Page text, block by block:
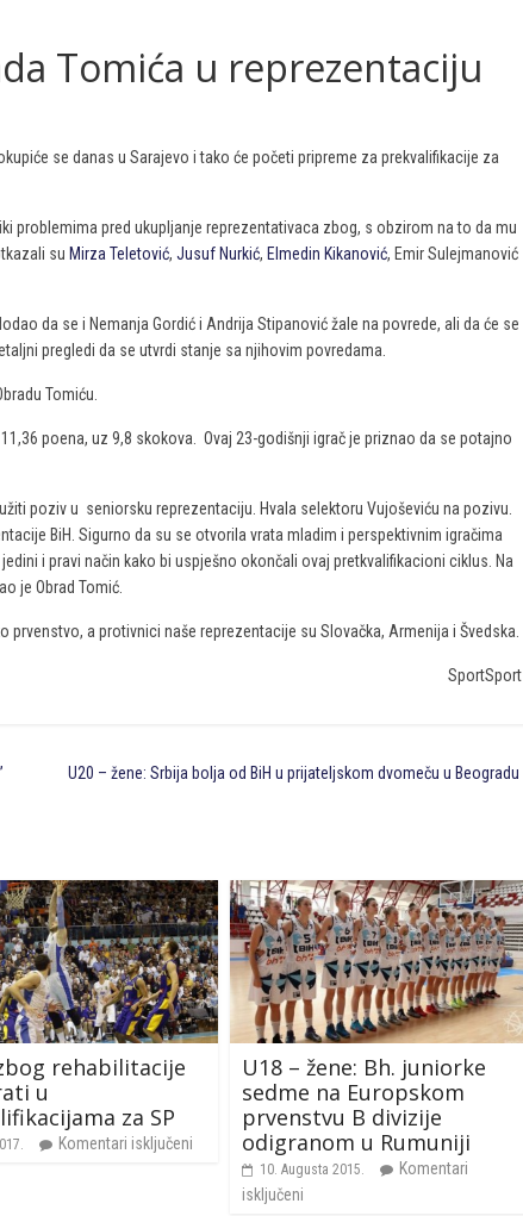
Tomića u reprezentaciju
se danas u Sarajevo i tako će početi pripreme za prekvalifikacije za
problemima pred ukupljanje reprezentativaca zbog, s obzirom na to da mu
su Mirza Teletović, Jusuf Nurkić, Elmedin Kikanović, Emir Sulejmanović
da se i Nemanja Gordić i Andrija Stipanović žale na povrede, ali da će se
pregledi da se utvrdi stanje sa njihovim povredama.
Tomiću.
poena, uz 9,8 skokova. Ovaj 23-godišnji igrač je priznao da se potajno
poziv u seniorsku reprezentaciju. Hvala selektoru Vujoševiću na pozivu.
BiH. Sigurno da su se otvorila vrata mladim i perspektivnim igračima
i pravi način kako bi uspješno okončali ovaj pretkvalifikacioni ciklus. Na
je Obrad Tomić.
prvenstvo, a protivnici naše reprezentacije su Slovačka, Armenija i Švedska.
SportSport
U20 – žene: Srbija bolja od BiH u prijateljskom dvomeču u Beogradu
rehabilitacije
u
za SP
Komentari isključeni
U18 – žene: Bh. juniorke
sedme na Europskom
prvenstvu B divizije
odigranom u Rumuniji
10. Augusta 2015.
Komentari
isključeni